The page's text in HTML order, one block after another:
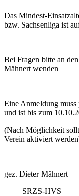
Das Mindest-
bzw. Sachsenliga ist
Bei Fragen bitte an
Mähnert wenden
Eine Anmeldung
und ist bis zum
(Nach Möglichkeit
Verein aktiviert
gez. Dieter Mähnert
SRZS-HVS